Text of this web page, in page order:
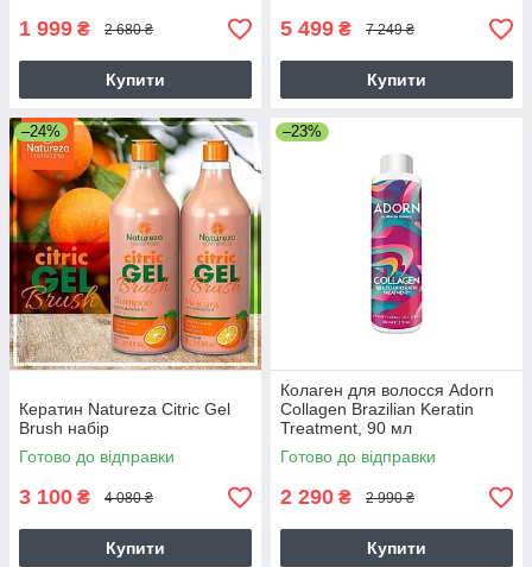
1 999 ₴ 2 680 ₴
Купити
5 499 ₴ 7 249 ₴
Купити
–24%
Кератин Natureza Citric Gel
Brush набір
Готово до відправки
3 100 ₴ 4 080 ₴
Купити
–23%
Колаген для волосся Adorn
Collagen Brazilian Keratin
Treatment, 90 мл
Готово до відправки
2 290 ₴ 2 990 ₴
Купити